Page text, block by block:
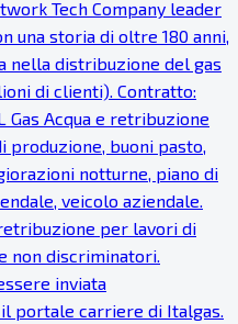
Tech Company leader
una storia di oltre 180 anni,
nella distribuzione del gas
di clienti). Contratto:
Gas Acqua e retribuzione
produzione, buoni pasto,
notturne, piano di
veicolo aziendale.
per lavori di
non discriminatori.
inviata
portale carriere di Italgas.